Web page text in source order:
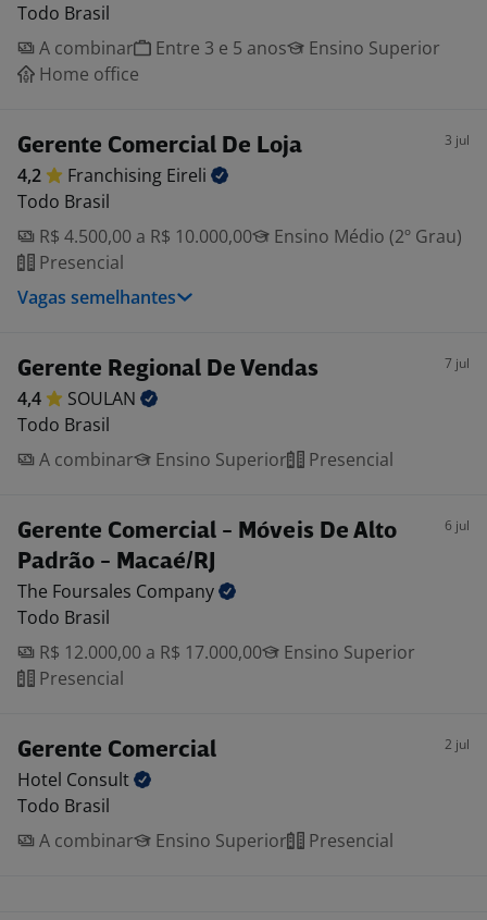
Todo Brasil
A combinar
Entre 3 e 5 anos
Ensino Superior
Home office
Gerente Comercial De Loja 3 jul
4,2 Franchising Eireli
Todo Brasil
R$ 4.500,00 a R$ 10.000,00
Ensino Médio (2º Grau)
Presencial
Vagas semelhantes
Gerente Regional De Vendas 7 jul
4,4
SOULAN
Todo Brasil
A combinar
Ensino Superior Presencial
Gerente Comercial - Móveis De Alto
Padrão - Macaé/RJ
6 jul
The Foursales Company
Todo Brasil
R$ 12.000,00 a R$ 17.000,00
Ensino Superior
Presencial
Gerente Comercial 2 jul
Hotel Consult
Todo Brasil
A combinar
Ensino Superior Presencial